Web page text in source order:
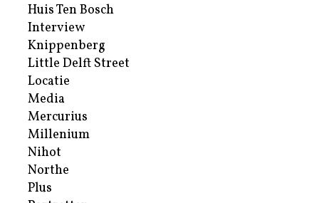
Huis Ten Bosch
Interview
Knippenberg
Little Delft Street
Locatie
Media
Mercurius
Millenium
Nihot
Northe
Plus